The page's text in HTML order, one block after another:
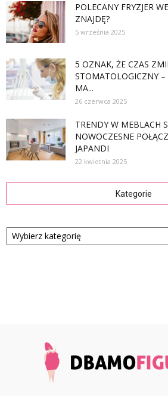
POLECANY FRYZJER
ZNAJDĘ?
5 września 2025
5 OZNAK, ŻE CZAS
STOMATOLOGICZNY
MA...
26 czerwca 2025
TRENDY W MEBLACH
NOWOCZESNE
JAPANDI
22 kwietnia 2025
Kategorie
Kategorie